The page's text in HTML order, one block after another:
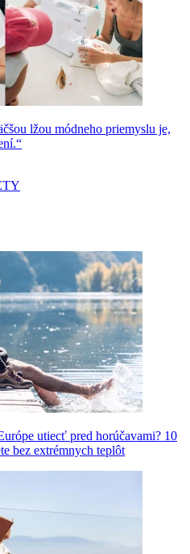
lžou módneho priemyslu je,
utiecť pred horúčavami? 10
bez extrémnych teplôt